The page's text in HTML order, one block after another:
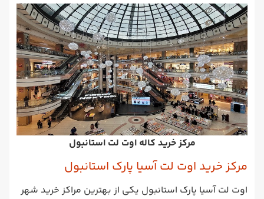
مرکز خرید کاله اوت لت استانبول
مرکز خرید اوت لت آسیا پارک استانبول
اوت لت آسیا پارک استانبول یکی از بهترین مراکز خرید شهر